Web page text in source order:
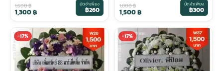
1,600฿
1,300฿
มัดจำเพียง
฿260 1,800฿
1,500฿
มัดจำเพียง
฿300
-17% -17%